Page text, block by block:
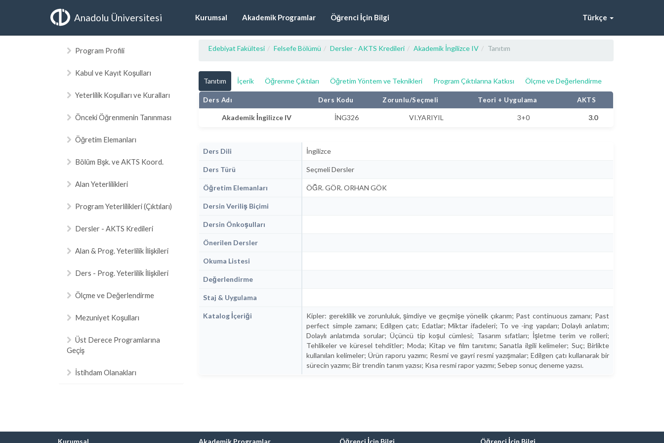
Anadolu Üniversitesi Kurumsal Akademik Programlar Öğrenci İçin Bilgi Türkçe
Program Profili
Kabul ve Kayıt Koşulları
Yeterlilik Koşulları ve Kuralları
Önceki Öğrenmenin Tanınması
Öğretim Elemanları
Bölüm Bşk. ve AKTS Koord.
Alan Yeterlilikleri
Program Yeterlilikleri (Çıktıları)
Dersler - AKTS Kredileri
Alan & Prog. Yeterlilik İlişkileri
Ders - Prog. Yeterlilik İlişkileri
Ölçme ve Değerlendirme
Mezuniyet Koşulları
Üst Derece Programlarına
Geçiş
İstihdam Olanakları
Edebiyat Fakültesi Felsefe Bölümü Dersler - AKTS Kredileri Akademik İngilizce IV Tanıtım
Tanıtım İçerik Öğrenme Çıktıları Öğretim Yöntem ve Teknikleri Program Çıktılarına Katkısı Ölçme ve Değerlendirme
Ders Adı Ders Kodu Zorunlu/Seçmeli Teori + Uygulama AKTS
Akademik İngilizce IV İNG326 VI.YARIYIL 3+0 3.0
Ders Dili İngilizce
Ders Türü Seçmeli Dersler
Öğretim Elemanları ÖĞR. GÖR. ORHAN GÖK
Dersin Veriliş Biçimi
Dersin Önkoşulları
Önerilen Dersler
Okuma Listesi
Değerlendirme
Staj & Uygulama
Katalog İçeriği
Kipler: gereklilik ve zorunluluk, şimdiye ve geçmişe yönelik çıkarım; Past continuous zamanı; Past
perfect simple zamanı; Edilgen çatı; Edatlar; Miktar ifadeleri; To ve -ing yapıları; Dolaylı anlatım;
Dolaylı anlatımda sorular; Üçüncü tip koşul cümlesi; Tasarım sıfatları; İşletme terim ve rolleri;
Tehlikeler ve küresel tehditler; Moda; Kitap ve film tanıtımı; Sanatla ilgili kelimeler; Suç; Birlikte
kullanılan kelimeler; Ürün raporu yazımı; Resmi ve gayri resmi yazışmalar; Edilgen çatı kullanarak bir
sürecin yazımı; Bir trendin tanım yazısı; Kısa resmi rapor yazımı; Sebep sonuç deneme yazısı.
Kurumsal Akademik Programlar Öğrenci İçin Bilgi Öğrenci İçin Bilgi